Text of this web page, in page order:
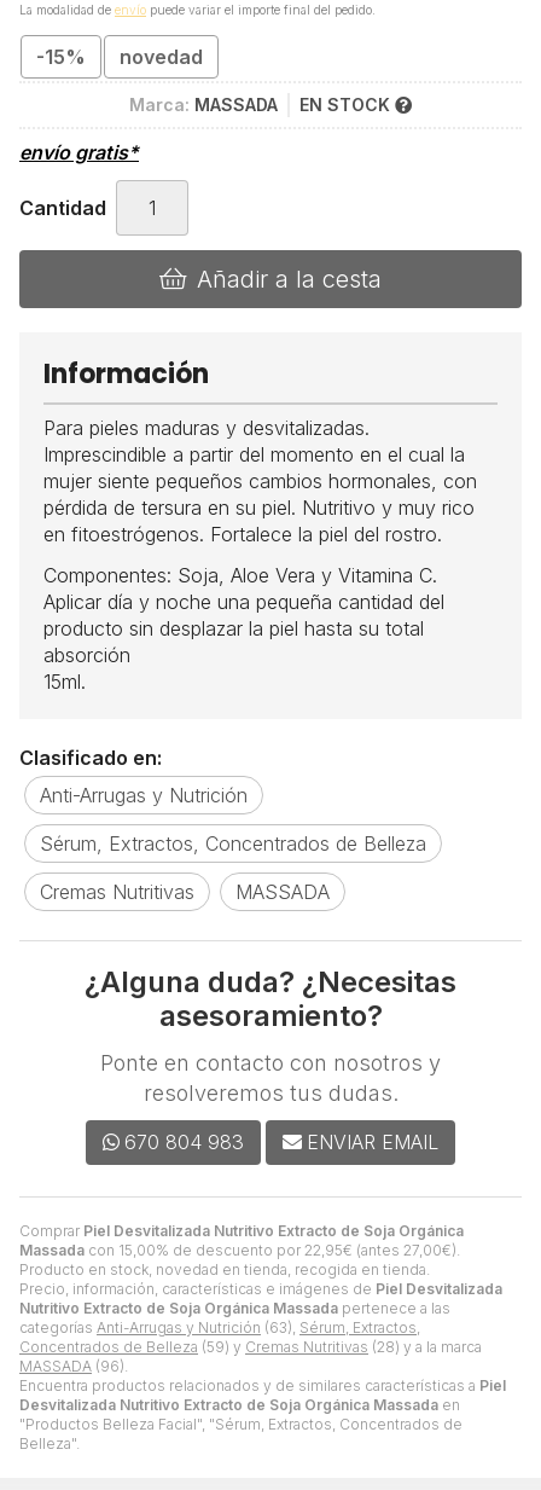
La modalidad de envío puede variar el importe final del pedido.
-15% novedad
Marca: MASSADA EN STOCK
envío gratis*
Cantidad
Añadir a la cesta
Comprar Piel Desvitalizada Nutritivo Extracto de Soja Orgánica
Massada con 15,00% de descuento por 22,95€ (antes 27,00€).
Producto en stock, novedad en tienda, recogida en tienda.
Precio, información, características e imágenes de Piel Desvitalizada
Nutritivo Extracto de Soja Orgánica Massada pertenece a las
categorías Anti-Arrugas y Nutrición (63), Sérum, Extractos,
Concentrados de Belleza (59) y Cremas Nutritivas (28) y a la marca
MASSADA (96).
Encuentra productos relacionados y de similares características a Piel
Desvitalizada Nutritivo Extracto de Soja Orgánica Massada en
"Productos Belleza Facial", "Sérum, Extractos, Concentrados de
Belleza".
Información
Para pieles maduras y desvitalizadas.
Imprescindible a partir del momento en el cual la
mujer siente pequeños cambios hormonales, con
pérdida de tersura en su piel. Nutritivo y muy rico
en fitoestrógenos. Fortalece la piel del rostro.
Componentes: Soja, Aloe Vera y Vitamina C.
Aplicar día y noche una pequeña cantidad del
producto sin desplazar la piel hasta su total
absorción
15ml.
Clasificado en:
Anti-Arrugas y Nutrición
Sérum, Extractos, Concentrados de Belleza
Cremas Nutritivas
MASSADA
¿Alguna duda? ¿Necesitas
asesoramiento?
Ponte en contacto con nosotros y
resolveremos tus dudas.
670 804 983 ENVIAR EMAIL